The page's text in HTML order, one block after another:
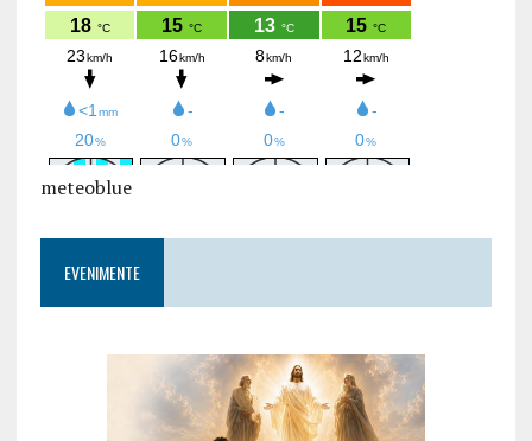
meteoblue
EVENIMENTE